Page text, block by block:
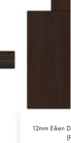
12mm Eiken